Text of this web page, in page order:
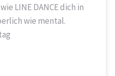
LINE DANCE dich in
wie mental.